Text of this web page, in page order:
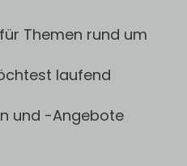
Themen rund um
laufend
und -Angebote